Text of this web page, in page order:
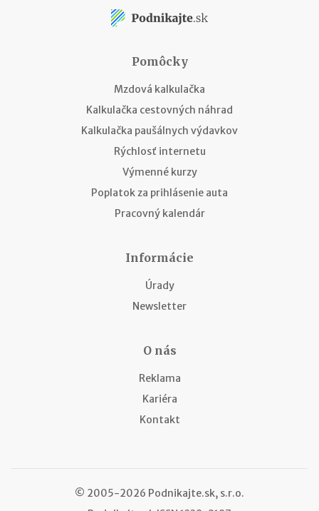
Pomôcky
Mzdová kalkulačka
Kalkulačka cestovných náhrad
Kalkulačka paušálnych výdavkov
Rýchlosť internetu
Výmenné kurzy
Poplatok za prihlásenie auta
Pracovný kalendár
Informácie
Úrady
Newsletter
O nás
Reklama
Kariéra
Kontakt
© 2005-2026 Podnikajte.sk, s.r.o.